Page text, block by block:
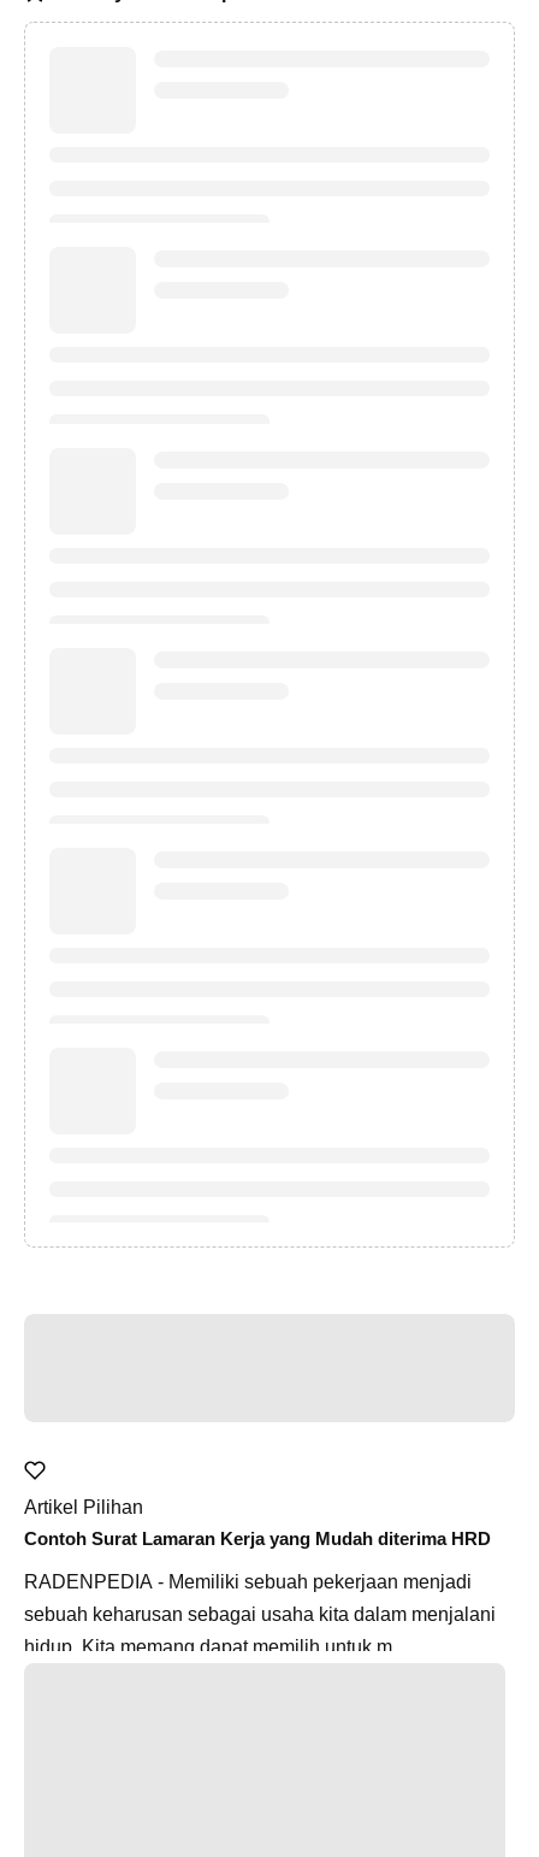
Artikel Pilihan
Contoh Surat Lamaran Kerja yang Mudah diterima HRD
RADENPEDIA - Memiliki sebuah pekerjaan menjadi
sebuah keharusan sebagai usaha kita dalam menjalani
hidup. Kita memang dapat memilih untuk m...